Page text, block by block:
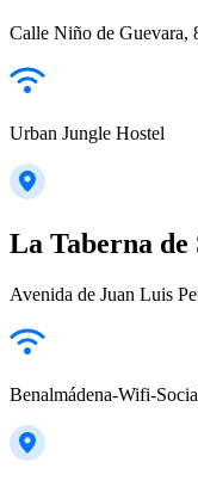
Calle Niño de Guevara,
Urban Jungle Hostel
La Taberna de
Avenida de Juan Luis
Benalmádena-Wifi-